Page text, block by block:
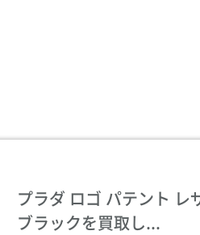
プラダ ロゴ パテント レ
ブラックを買取し...